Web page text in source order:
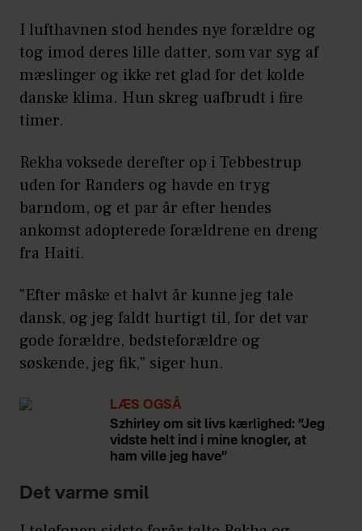
I lufthavnen stod hendes nye forældre og
tog imod deres lille datter, som var syg af
mæslinger og ikke ret glad for det kolde
danske klima. Hun skreg uafbrudt i fire
timer.
Rekha voksede derefter op i Tebbestrup
uden for Randers og havde en tryg
barndom, og et par år efter hendes
ankomst adopterede forældrene en dreng
fra Haiti.
"Efter måske et halvt år kunne jeg tale
dansk, og jeg faldt hurtigt til, for det var
gode forældre, bedsteforældre og
søskende, jeg fik," siger hun.
LÆS OGSÅ
Szhirley om sit livs kærlighed: ”Jeg
vidste helt ind i mine knogler, at
ham ville jeg have”
Det varme smil